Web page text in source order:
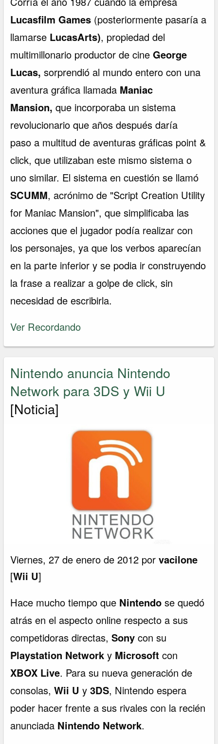
Lucasfilm Games (posteriormente pasaría a
llamarse LucasArts), propiedad del
multimillonario productor de cineGeorge
Lucas, sorprendió al mundo entero con una
aventura gráfica llamada Maniac
Mansion, que incorporaba un sistema
revolucionario que años después daría
paso a multitud de aventuras gráficas point &
click, que utilizaban este mismo sistema o
uno similar. El sistema en cuestión se llamó
SCUMM, acrónimo de "Script Creation Utility
for Maniac Mansion", que simplificaba las
acciones que el jugador podía realizar con
los personajes, ya que los verbos aparecían
en la parte inferior y se podia ir construyendo
la frase a realizar a golpe de click, sin
necesidad de escribirla.
Ver Recordando
Nintendo anuncia Nintendo
Network para 3DS y Wii U
[Noticia]
Viernes, 27 de enero de 2012 porvacilone
[Wii U]
Hace mucho tiempo que Nintendose quedó
atrás en el aspecto online respecto a sus
competidoras directas,Sonycon su
Playstation Network y Microsoftcon
XBOX Live. Para su nueva generación de
consolas,Wii U y3DS, Nintendo espera
poder hacer frente a sus rivales con la recién
anunciada Nintendo Network.